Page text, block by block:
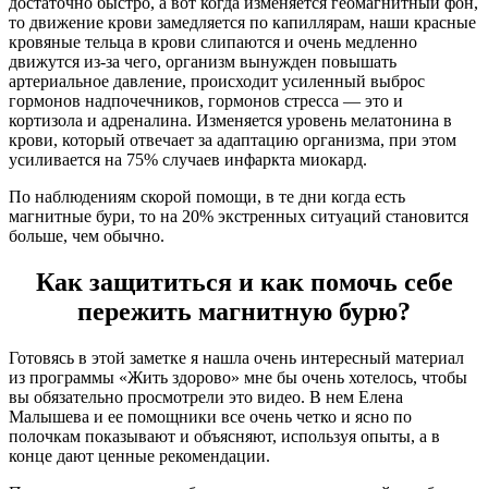
то движение крови замедляется по капиллярам, наши красные
кровяные тельца в крови слипаются и очень медленно
движутся из-за чего, организм вынужден повышать
артериальное давление, происходит усиленный выброс
гормонов надпочечников, гормонов стресса — это и
кортизола и адреналина. Изменяется уровень мелатонина в
крови, который отвечает за адаптацию организма, при этом
усиливается на 75% случаев инфаркта миокард.
По наблюдениям скорой помощи, в те дни когда есть
магнитные бури, то на 20% экстренных ситуаций становится
больше, чем обычно.
Как защититься и как помочь себе
пережить магнитную бурю?
Готовясь в этой заметке я нашла очень интересный материал
из программы «Жить здорово» мне бы очень хотелось, чтобы
вы обязательно просмотрели это видео. В нем Елена
Малышева и ее помощники все очень четко и ясно по
полочкам показывают и объясняют, используя опыты, а в
конце дают ценные рекомендации.